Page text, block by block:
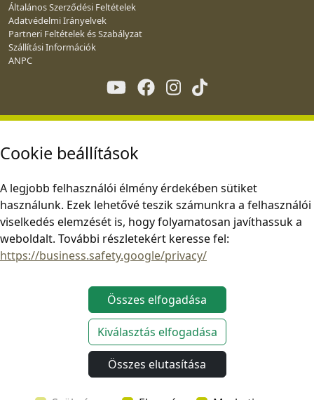
Cookie beállítások
A legjobb felhasználói élmény érdekében sütiket
használunk. Ezek lehetővé teszik számunkra a felhasználói
viselkedés elemzését is, hogy folyamatosan javíthassuk a
weboldalt. További részletekért keresse fel:
https://business.safety.google/privacy/
Összes elfogadása
Kiválasztás elfogadása
Összes elutasítása
Általános Szerződési Feltételek
Adatvédelmi Irányelvek
Partneri Feltételek és Szabályzat
Szállítási Információk
ANPC
Ez az oldal az alkalmazandó uniós jogszabályoknak megfelelően működik.